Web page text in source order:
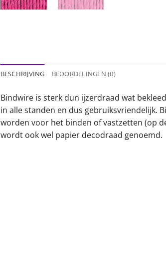
BESCHRIJVING BEOORDELINGEN (0)
Bindwire is sterk dun ijzerdraad wat
in alle standen en dus gebruiksvriendelijk.
worden voor het binden of vastzetten (op
wordt ook wel papier decodraad genoemd.